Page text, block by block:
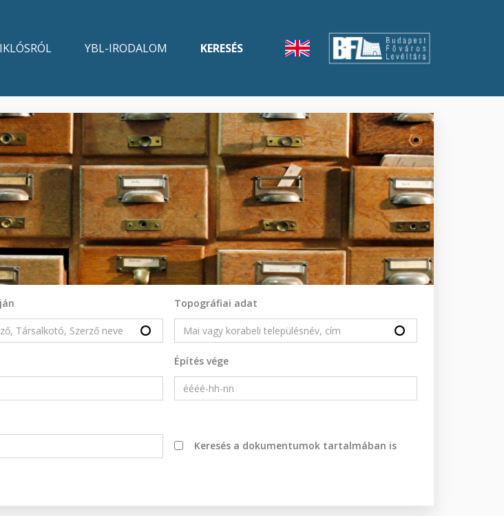
YBL-IRODALOM KERESÉS
Topográfiai adat
Építés vége
Keresés a dokumentumok tartalmában is